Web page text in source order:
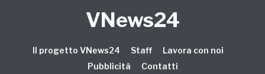
VNews24
Il progetto VNews24 Staff
Lavora con noi
Pubblicità
Contatti